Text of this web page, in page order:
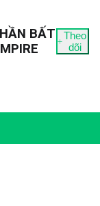
BẤT
Theo
dõi